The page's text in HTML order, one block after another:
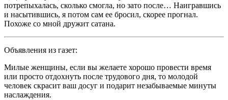
потрепыхалась, сколько смогла, но зато после… Наигравшись
и насытившись, я потом сам ее бросил, скорее прогнал.
Похоже со мной дружит сатана.
Объявления из газет:
Милые женщины, если вы желаете хорошо провести время
или просто отдохнуть после трудового дня, то молодой
человек скрасит ваш досуг и подарит незабываемые минуты
наслаждения.